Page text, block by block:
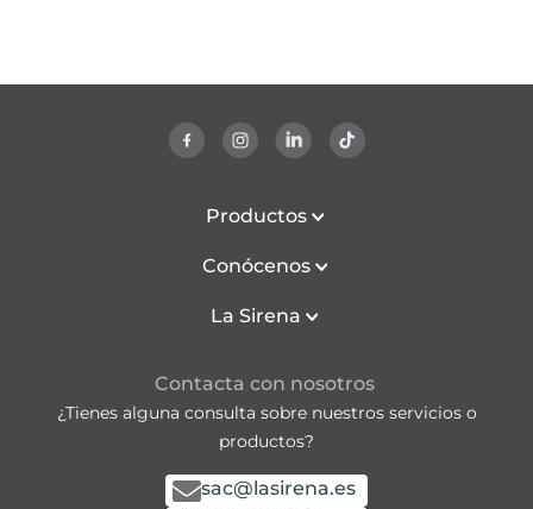
Productos
Conócenos
La Sirena
Contacta con nosotros
¿Tienes alguna consulta sobre nuestros servicios o
productos?
sac@lasirena.es